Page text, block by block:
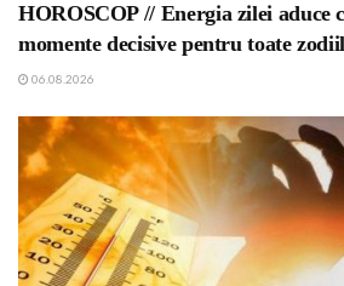
HOROSCOP // Energia zilei aduce
momente decisive pentru toate
06.08.2026